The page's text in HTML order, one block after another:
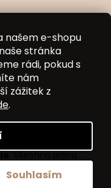
našem e-shopu
stránka
rádi, pokud s
nám
zážitek z
.
Souhlasím
. Všechna práva
cookies
🧡